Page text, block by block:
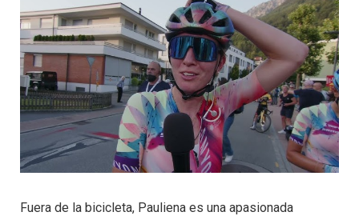
Fuera de la bicicleta, Pauliena es una apasionada